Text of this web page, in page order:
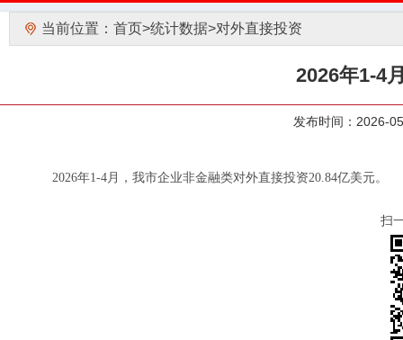
当前位置： 首页>统计数据>对外直接投资
2026年1-4
发布时间：
2026年1-4月，我市企业非金融类对外直接投资20.84亿美元。
扫